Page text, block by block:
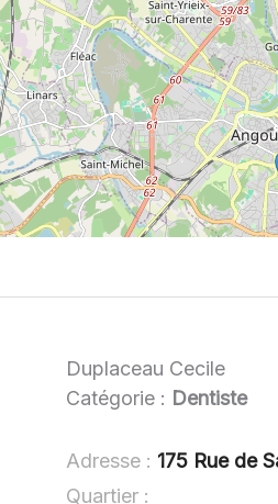
Duplaceau Cecile
Catégorie : Dentiste
Adresse : 175 Rue de
Quartier :